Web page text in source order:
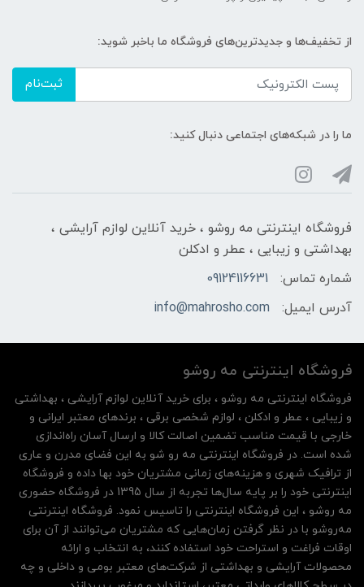
از تخفیف‌ها و جدیدترین‌های فروشگاه ما باخبر شوید:
ثبت‌نام
ما را در شبکه‌های اجتماعی دنبال کنید:
فروشگاه اینترنتی مه‌ رو‌شو ، خرید آنلاین لوازم آرایشی ،
بهداشتی و زیبایی ، عطر و ادکلن
شماره تماس:
09124116631
آدرس ایمیل:
info@mahrosho.com
فروشگاه اینترنتی مه‌ رو‌شو
فروشگاه اینترنتی مه‌ رو‌شو ، برای خرید آنلاین لوازم آرایشی ، بهداشتی
و زیبایی ، عطر و ادکلن ، لوازم شخصی برقی ، برندهای معتبر ایرانی و
خارجی با قیمت مناسب تضمین اصالت کالا و ارسال آسان راه‌اندازی
شده است. در فروشگاه اینترنتی مه رو شو به این فضای مدرن و عاری
از ترافیک شهری و هزینه‌های زمانی مشتریان خود بها داده و فروشگاه
اینترنتی خود را بر پایه سال‌ها تجربه از سال 1395 در فروشگاه حضوری
مه روشو ، این فروشگاه اینترنتی را تاسیس نمود. فروشگاه اینترنتی
مه‌رو‌شو با در نظر گرفتن زمان‌هایی که مشتریان می‌توانند از آن‌ برای
اوقات فراغت و استراحت خود استفاده کنند، به انتخاب و ارائه
محصولات آرایشی و بهداشتی از شرکت‌های معتبر بومی و داخلی و چه